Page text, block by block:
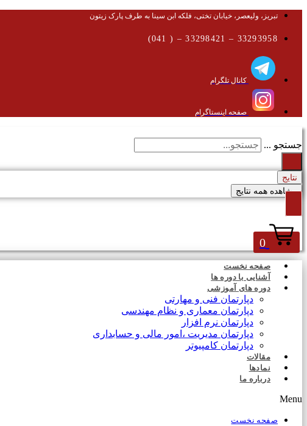
تبریز، ولیعصر، خیابان تختی، فلکه ابن سینا به طرف پارک زیتون
33293958 – 33298421 – ( 041)
کانال تلگرام
صفحه اینستاگرام
جستجو ...
نتایج
مشاهده همه نتایج
0
صفحه نخست
آشنایی با دوره ها
دوره های آموزشی
دپارتمان فنی و مهارتی
دپارتمان معماری و نظام مهندسی
دپارتمان نرم افزار
دپارتمان مدیریت ،امور مالی و حسابداری
دپارتمان کامپیوتر
مقالات
نمادها
درباره ما
Menu
صفحه نخست